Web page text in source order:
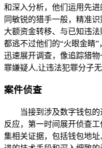
和深入分析，他们运用先
同敏锐的猎手一般，精准
大额资金转移、与已知违
都逃不过他们的“火眼金睛
迅速展开调查，像追踪猎
罪嫌疑人,让违法犯罪分子无
案件侦查
当接到涉及数字钱包
反应，第一时间展开侦查
集相关证据，包括钱包地